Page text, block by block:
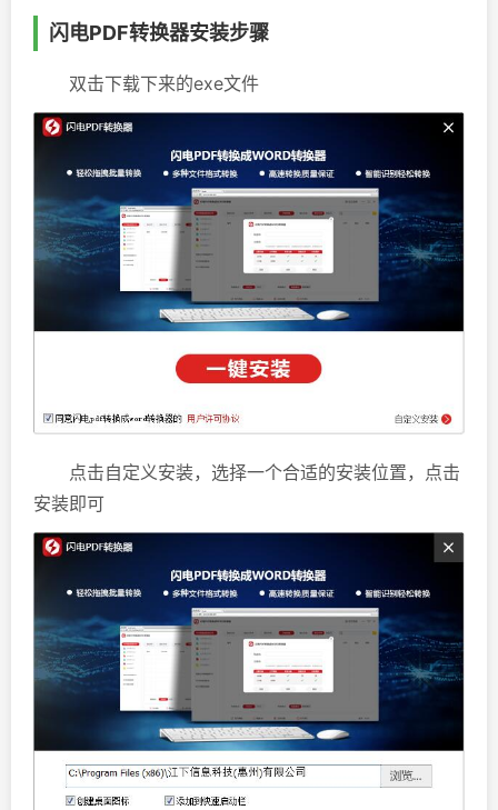
闪电PDF转换器安装步骤
双击下载下来的exe文件
点击自定义安装，选择一个合适的安装位置，点击
安装即可